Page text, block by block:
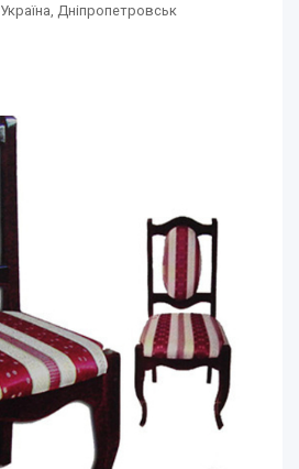
Україна Дніпропетровськ